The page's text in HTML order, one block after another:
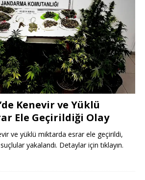
Kenevir ve Yüklü
Ele Geçirildiği Olay
ve yüklü miktarda esrar ele geçirildi,
yakalandı. Detaylar için tıklayın.